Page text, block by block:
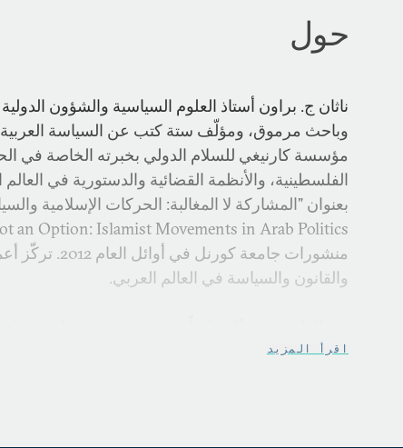
حول
ناثان ج. براون أستاذ العلوم السياسية والشؤون
وباحث مرموق، ومؤلّف ستة كتب عن السياسة العربية
مؤسسة كارنيغي للسلام الدولي بخبرته الخاصة في
الفلسطينية، والأنظمة القضائية والدستورية في
منشورات جامعة
والقانون والسياسة في العالم العربي.
مؤسسة كارنيغي في نيويورك باحثاً. انضمّ إلى مركز
اقرأ المزيد